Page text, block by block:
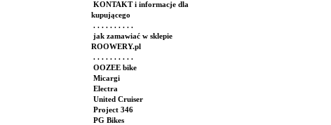
KONTAKT i informacje dla
kupującego
. . . . . . . . . .
jak zamawiać w sklepie
ROOWERY.pl
. . . . . . . . . .
OOZEE bike
Micargi
Electra
United Cruiser
Project 346
PG Bikes